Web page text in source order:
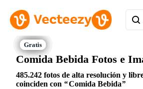
Comida Bebida Fotos e
485.242 fotos de alta resolución y
coinciden con
Comida Bebida